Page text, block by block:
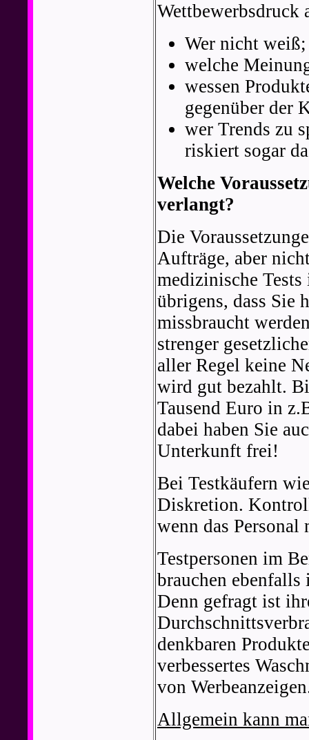
Wettbewerbsdruck
Wer nicht
welche
wessen
gegenüber der
wer Trends zu
riskiert sogar
Welche
verlangt?
Die
Aufträge, aber
medizinische
übrigens, dass Sie
missbraucht
strenger
aller Regel keine
wird gut bezahlt.
Tausend Euro in
dabei haben Sie
Unterkunft frei!
Bei Testkäufern
Diskretion.
wenn das
Testpersonen im
brauchen ebenfalls
Denn gefragt ist
denkbaren
verbessertes
von
Allgemein kann